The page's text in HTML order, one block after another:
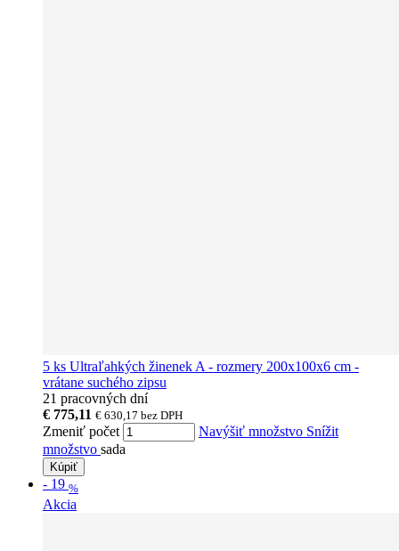
5 ks Ultraľahkých žinenek A - rozmery 200x100x6 cm -
vrátane suchého zipsu
21 pracovných dní
€ 775,11 € 630,17 bez DPH
Zmeniť počet Navýšiť množstvo Snížit
množstvo sada
Kúpiť
- 19 %
Akcia